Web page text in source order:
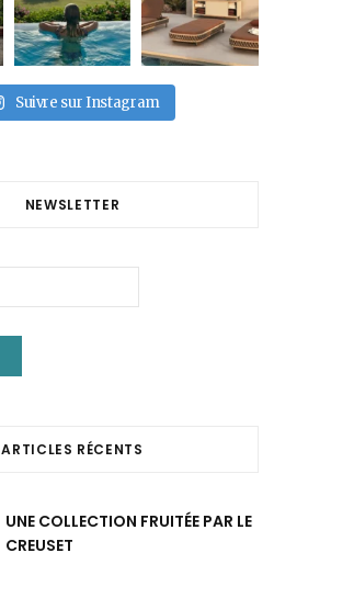
Suivre sur Instagram
NEWSLETTER
ARTICLES RÉCENTS
UNE COLLECTION FRUITÉE PAR LE
CREUSET